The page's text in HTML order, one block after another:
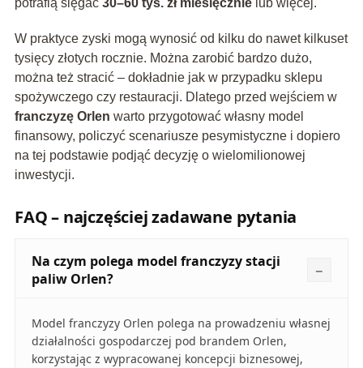
potrafią sięgać 30–60 tys. zł miesięcznielub więcej.
W praktyce zyski mogą wynosić od kilku do nawet kilkuset
tysięcy złotych rocznie. Można zarobić bardzo dużo,
można też stracić – dokładnie jak w przypadku sklepu
spożywczego czy restauracji. Dlatego przed wejściem w
franczyzę Orlen warto przygotować własny model
finansowy, policzyć scenariusze pesymistyczne i dopiero
na tej podstawie podjąć decyzję o wielomilionowej
inwestycji.
FAQ – najczęściej zadawane pytania
Na czym polega model franczyzy stacji
paliw Orlen?
Model franczyzy Orlen polega na prowadzeniu własnej
działalności gospodarczej pod brandem Orlen,
korzystając z wypracowanej koncepcji biznesowej,